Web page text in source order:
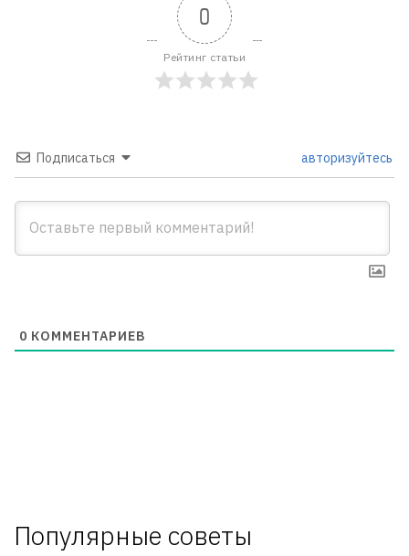
0
Рейтинг статьи
Подписаться авторизуйтесь
0 КОММЕНТАРИЕВ
Популярные советы